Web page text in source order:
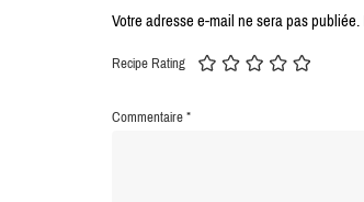
Votre adresse e-mail ne sera pas publiée.
Recipe Rating
Commentaire*